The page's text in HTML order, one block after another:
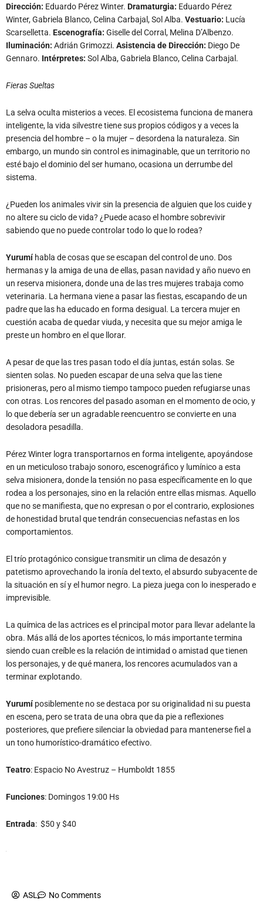
Dirección: Eduardo Pérez Winter. Dramaturgia: Eduardo Pérez
Winter, Gabriela Blanco, Celina Carbajal, Sol Alba. Vestuario: Lucía
Scarselletta. Escenografía: Giselle del Corral, Melina D’Albenzo.
Iluminación: Adrián Grimozzi. Asistencia de Dirección: Diego De
Gennaro. Intérpretes: Sol Alba, Gabriela Blanco, Celina Carbajal.
Fieras Sueltas
La selva oculta misterios a veces. El ecosistema funciona de manera
inteligente, la vida silvestre tiene sus propios códigos y a veces la
presencia del hombre – o la mujer – desordena la naturaleza. Sin
embargo, un mundo sin control es inimaginable, que un territorio no
esté bajo el dominio del ser humano, ocasiona un derrumbe del
sistema.
¿Pueden los animales vivir sin la presencia de alguien que los cuide y
no altere su ciclo de vida? ¿Puede acaso el hombre sobrevivir
sabiendo que no puede controlar todo lo que lo rodea?
Yurumí habla de cosas que se escapan del control de uno. Dos
hermanas y la amiga de una de ellas, pasan navidad y año nuevo en
un reserva misionera, donde una de las tres mujeres trabaja como
veterinaria. La hermana viene a pasar las fiestas, escapando de un
padre que las ha educado en forma desigual. La tercera mujer en
cuestión acaba de quedar viuda, y necesita que su mejor amiga le
preste un hombro en el que llorar.
A pesar de que las tres pasan todo el día juntas, están solas. Se
sienten solas. No pueden escapar de una selva que las tiene
prisioneras, pero al mismo tiempo tampoco pueden refugiarse unas
con otras. Los rencores del pasado asoman en el momento de ocio, y
lo que debería ser un agradable reencuentro se convierte en una
desoladora pesadilla.
Pérez Winter logra transportarnos en forma inteligente, apoyándose
en un meticuloso trabajo sonoro, escenográfico y lumínico a esta
selva misionera, donde la tensión no pasa específicamente en lo que
rodea a los personajes, sino en la relación entre ellas mismas. Aquello
que no se manifiesta, que no expresan o por el contrario, explosiones
de honestidad brutal que tendrán consecuencias nefastas en los
comportamientos.
El trío protagónico consigue transmitir un clima de desazón y
patetismo aprovechando la ironía del texto, el absurdo subyacente de
la situación en sí y el humor negro. La pieza juega con lo inesperado e
imprevisible.
La química de las actrices es el principal motor para llevar adelante la
obra. Más allá de los aportes técnicos, lo más importante termina
siendo cuan creíble es la relación de intimidad o amistad que tienen
los personajes, y de qué manera, los rencores acumulados van a
terminar explotando.
Yurumíposiblemente no se destaca por su originalidad ni su puesta
en escena, pero se trata de una obra que da pie a reflexiones
posteriores, que prefiere silenciar la obviedad para mantenerse fiel a
un tono humorístico-dramático efectivo.
Teatro: Espacio No Avestruz – Humboldt 1855
Funciones: Domingos 19:00 Hs
Entrada: $50 y $40
ASL No Comments